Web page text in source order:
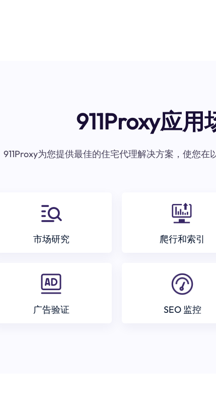
911Proxy应用
911Proxy为您提供最佳的住宅代理解决方案，使您在
市场研究 爬行和索引
广告验证 SEO 监控